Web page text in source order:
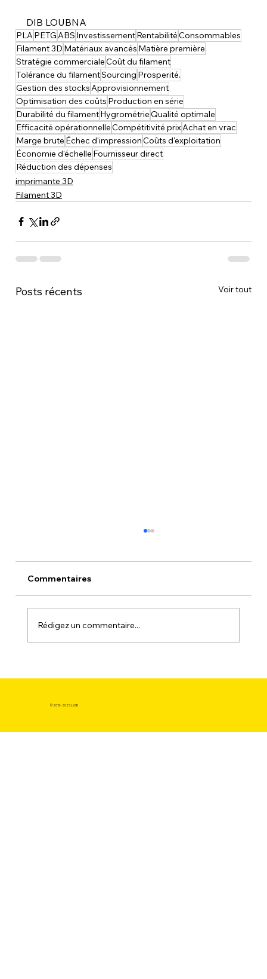
DIB LOUBNA
PLAPETGABS InvestissementRentabilitéConsommables
Filament 3D Matériaux avancés Matière première
Stratégie commercialeCoût du filament
Tolérance du filamentSourcing Prosperité.
Gestion des stocksApprovisionnement
Optimisation des coûts Production en série
Durabilité du filamentHygrométrieQualité optimale
Efficacité opérationnelleCompétitivité prixAchat en vrac
Marge brute Échec d'impressionCoûts d'exploitation
Économie d'échelle Fournisseur direct
Réduction des dépenses
imprimante 3D
Filament 3D
Posts récents Voir tout
sans Fausser les Propriétés de votre
Commentaires
Rédigez un commentaire...
© 2015- 2025 LV3D